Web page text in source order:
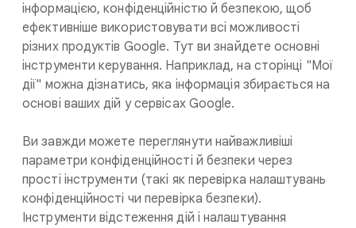
інформацією, конфіденційністю й безпекою, щоб
ефективніше використовувати всі можливості
різних продуктів Google. Тут ви знайдете основні
інструменти керування. Наприклад, на сторінці "Мої
дії" можна дізнатись, яка інформація збирається на
основі ваших дій у сервісах Google.
Ви завжди можете переглянути найважливіші
параметри конфіденційності й безпеки через
прості інструменти (такі як перевірка налаштувань
конфіденційності чи перевірка безпеки).
Інструменти відстеження дій і налаштування